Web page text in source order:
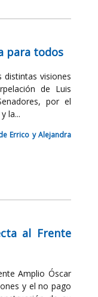
para todos
distintas visiones
de Luis
por el
la...
Errico y Alejandra
al Frente
Amplio Óscar
y el no pago